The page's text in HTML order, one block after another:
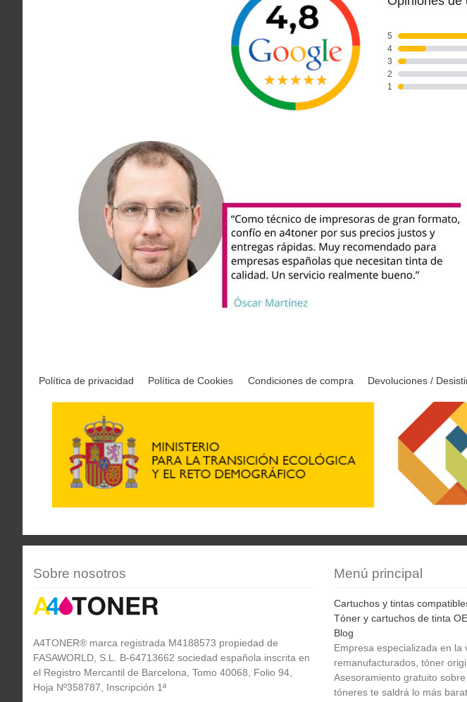
Política de privacidad Política de Cookies Condiciones de compra Devoluciones /
Sobre nosotros
A4TONER® marca registrada M4188573 propiedad de
FASAWORLD, S.L. B-64713662 sociedad española inscrita en
el Registro Mercantil de Barcelona, Tomo 40068, Folio 94,
Hoja Nº358787, Inscripción 1ª
Menú principal
Cartuchos y tintas
Tóner y cartuchos de tinta
Blog
Empresa especializada en
remanufacturados, tóner
Asesoramiento gratuito
tóneres te saldrá lo más